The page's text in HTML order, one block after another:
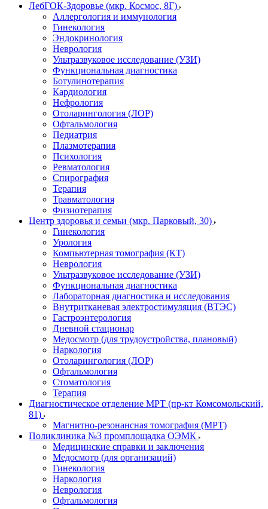
ЛебГОК-Здоровье (мкр. Космос, 8Г)
Аллергология и иммунология
Гинекология
Эндокринология
Неврология
Ультразвуковое исследование (УЗИ)
Функциональная диагностика
Ботулинотерапия
Кардиология
Нефрология
Отоларингология (ЛОР)
Офтальмология
Педиатрия
Плазмотерапия
Психология
Ревматология
Спирография
Терапия
Травматология
Физиотерапия
Центр здоровья и семьи (мкр. Парковый, 30)
Гинекология
Урология
Компьютерная томография (КТ)
Неврология
Ультразвуковое исследование (УЗИ)
Функциональная диагностика
Лабораторная диагностика и исследования
Внутритканевая электростимуляция (ВТЭС)
Гастроэнтерология
Дневной стационар
Медосмотр (для трудоустройства, плановый)
Наркология
Отоларингология (ЛОР)
Офтальмология
Стоматология
Терапия
Диагностическое отделение МРТ (пр-кт Комсомольский,
81)
Магнитно-резонансная томография (МРТ)
Поликлиника №3 промплощадка ОЭМК
Медицинские справки и заключения
Медосмотр (для организаций)
Гинекология
Наркология
Неврология
Офтальмология